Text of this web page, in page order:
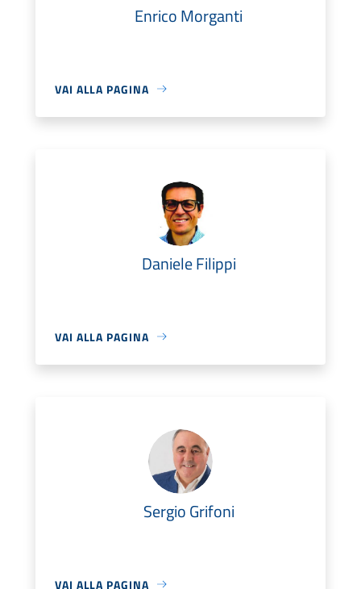
Enrico Morganti
VAI ALLA PAGINA
Daniele Filippi
VAI ALLA PAGINA
Sergio Grifoni
VAI ALLA PAGINA